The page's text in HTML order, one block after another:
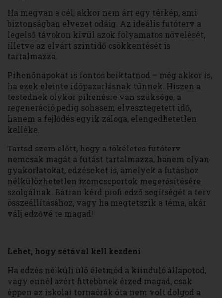
Ha megvan a cél, akkor nem árt egy térkép, ami
biztonságban elvezet odáig. Az ideális futóterv a
legelső távokon kívül azok folyamatos növelését,
illetve az elvárt szintidő csökkentését is
tartalmazza.
Pihenőnapokat is fontos beiktatnod – még akkor is,
ha ezek eleinte időpazarlásnak tűnnek. Hiszen a
testednek olykor pihenésre van szüksége, a
regeneráció pedig sohasem elvesztegetett idő,
hanem a fejlődés egyik záloga, elengedhetetlen
kelléke.
Tartsd szem előtt, hogy a tökéletes futóterv
nemcsak magát a futást tartalmazza, hanem olyan
gyakorlatokat, edzéseket is, amelyek a futáshoz
nélkülözhetetlen izomcsoportok megerősítésére
szolgálnak. Bátran kérd profi edző segítségét a terv
összeállításához, vagy ha megtetszik a téma, akár
válj edzővé te magad!
Lehet, hogy sétával kell kezdeni
Ha edzés nélküli ülő életmód a kiinduló állapotod,
vagy ennél azért fittebbnek érzed magad, csak
éppen az iskolai tornaórák óta nem volt dolgod a